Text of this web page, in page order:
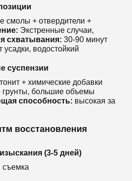
смолы + отвердители +
Экстренные случаи,
схватывания: 30-90 минут
усадки, водостойкий
суспензии
+ химические добавки
большие объемы
способность: высокая за
восстановления
(3-5 дней)
съемка